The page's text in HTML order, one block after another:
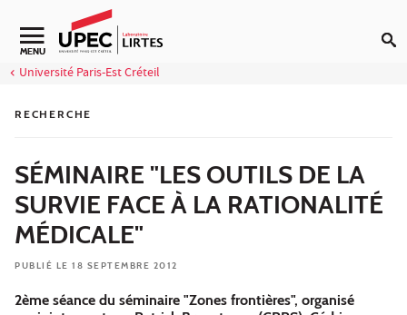
Aller au contenu
Navigation secondaire
MENU
Université Paris-Est Créteil
RECHERCHE
SÉMINAIRE "LES OUTILS DE LA
SURVIE FACE À LA RATIONALITÉ
MÉDICALE"
PUBLIÉ LE 18 SEPTEMBRE 2012
2ème séance du séminaire "Zones frontières", organisé